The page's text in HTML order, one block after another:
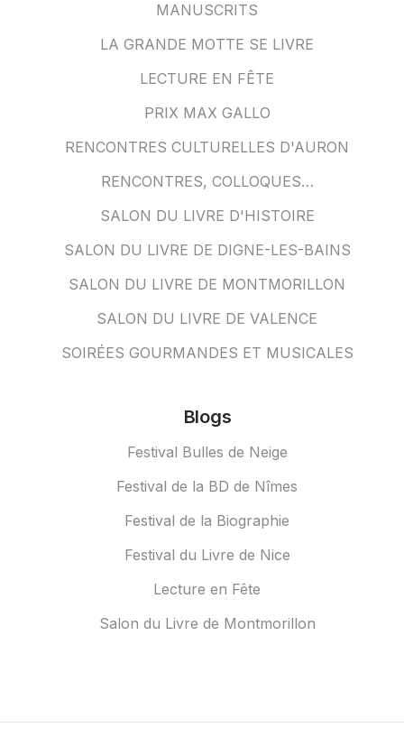
MANUSCRITS
LA GRANDE MOTTE SE LIVRE
LECTURE EN FÊTE
PRIX MAX GALLO
RENCONTRES CULTURELLES D'AURON
RENCONTRES, COLLOQUES…
SALON DU LIVRE D'HISTOIRE
SALON DU LIVRE DE DIGNE-LES-BAINS
SALON DU LIVRE DE MONTMORILLON
SALON DU LIVRE DE VALENCE
SOIRÉES GOURMANDES ET MUSICALES
Blogs
Festival Bulles de Neige
Festival de la BD de Nîmes
Festival de la Biographie
Festival du Livre de Nice
Lecture en Fête
Salon du Livre de Montmorillon